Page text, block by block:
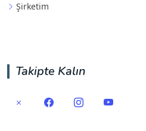
Şirketim
Takipte Kalın